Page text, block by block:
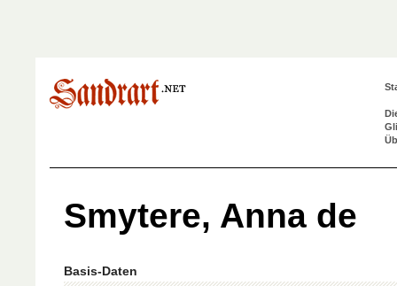
Smytere, Anna de
Basis-Daten